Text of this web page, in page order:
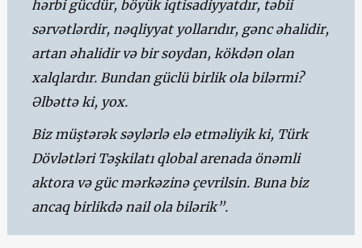
hərbi gücdür, böyük iqtisadiyyatdır, təbii
sərvətlərdir, nəqliyyat yollarıdır, gənc əhalidir,
artan əhalidir və bir soydan, kökdən olan
xalqlardır. Bundan güclü birlik ola bilərmi?
Əlbəttə ki, yox.
Biz müştərək səylərlə elə etməliyik ki, Türk
Dövlətləri Təşkilatı qlobal arenada önəmli
aktora və güc mərkəzinə çevrilsin. Buna biz
ancaq birlikdə nail ola bilərik”.